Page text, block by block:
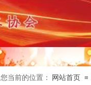
您当前的位置： 网站首页 ≡